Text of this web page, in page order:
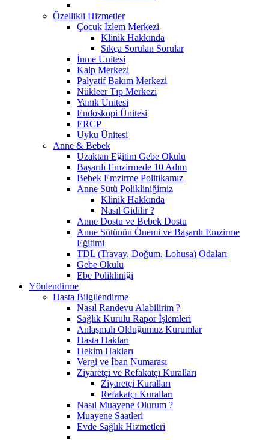
Özellikli Hizmetler
Çocuk İzlem Merkezi
Klinik Hakkında
Sıkça Sorulan Sorular
İnme Ünitesi
Kalp Merkezi
Palyatif Bakım Merkezi
Nükleer Tıp Merkezi
Yanık Ünitesi
Endoskopi Ünitesi
ERCP
Uyku Ünitesi
Anne & Bebek
Uzaktan Eğitim Gebe Okulu
Başarılı Emzirmede 10 Adım
Bebek Emzirme Politikamız
Anne Sütü Polikliniğimiz
Klinik Hakkında
Nasıl Gidilir ?
Anne Dostu ve Bebek Dostu
Anne Sütünün Önemi ve Başarılı Emzirme
Eğitimi
TDL (Travay, Doğum, Lohusa) Odaları
Gebe Okulu
Ebe Polikliniği
Yönlendirme
Hasta Bilgilendirme
Nasıl Randevu Alabilirim ?
Sağlık Kurulu Rapor İşlemleri
Anlaşmalı Olduğumuz Kurumlar
Hasta Hakları
Hekim Hakları
Vergi ve İban Numarası
Ziyaretçi ve Refakatçı Kuralları
Ziyaretçi Kuralları
Refakatçı Kuralları
Nasıl Muayene Olurum ?
Muayene Saatleri
Evde Sağlık Hizmetleri